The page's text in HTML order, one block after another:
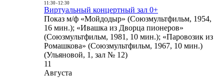
11:30- 12:30
Виртуальный концертный зал 0+
Показ м/ф «Мойдодыр» (Союзмультфильм, 1954,
16 мин.); «Ивашка из Дворца пионеров»
(Союзмультфильм, 1981, 10 мин.); «Паровозик из
Ромашкова» (Союзмультфильм, 1967, 10 мин.)
(Ульяновой, 1, зал № 12)
11
Августа